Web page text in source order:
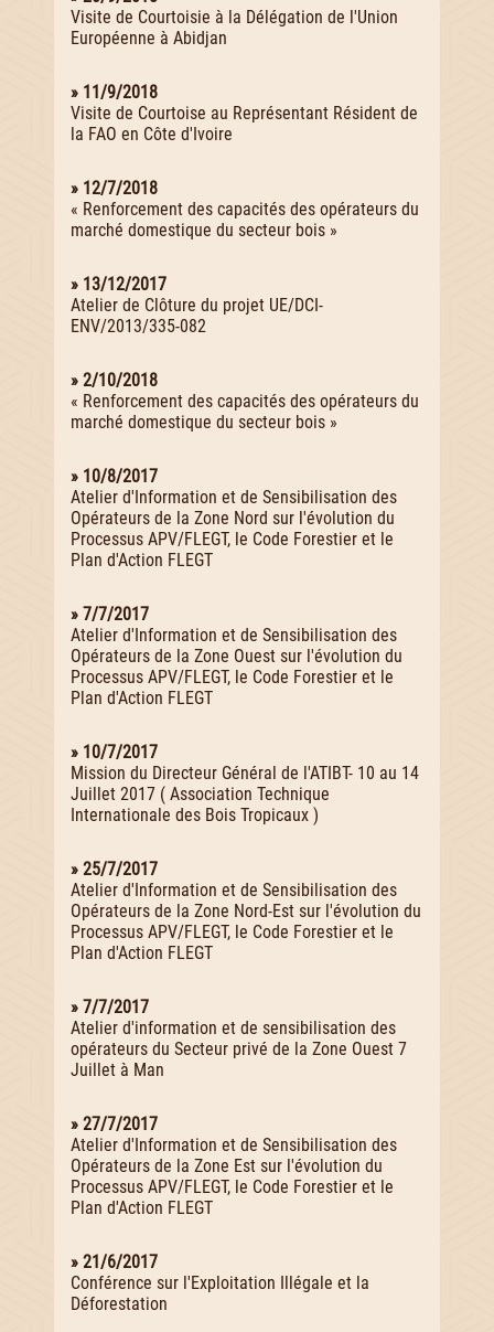
Visite de Courtoisie à la Délégation de l'Union
Européenne à Abidjan
» 11/9/2018
Visite de Courtoise au Représentant Résident de
la FAO en Côte d'Ivoire
» 12/7/2018
« Renforcement des capacités des opérateurs du
marché domestique du secteur bois »
» 13/12/2017
Atelier de Clôture du projet UE/DCI-
ENV/2013/335-082
» 2/10/2018
« Renforcement des capacités des opérateurs du
marché domestique du secteur bois »
» 10/8/2017
Atelier d'Information et de Sensibilisation des
Opérateurs de la Zone Nord sur l'évolution du
Processus APV/FLEGT, le Code Forestier et le
Plan d'Action FLEGT
» 7/7/2017
Atelier d'Information et de Sensibilisation des
Opérateurs de la Zone Ouest sur l'évolution du
Processus APV/FLEGT, le Code Forestier et le
Plan d'Action FLEGT
» 10/7/2017
Mission du Directeur Général de l'ATIBT- 10 au 14
Juillet 2017 ( Association Technique
Internationale des Bois Tropicaux )
» 25/7/2017
Atelier d'Information et de Sensibilisation des
Opérateurs de la Zone Nord-Est sur l'évolution du
Processus APV/FLEGT, le Code Forestier et le
Plan d'Action FLEGT
» 7/7/2017
Atelier d'information et de sensibilisation des
opérateurs du Secteur privé de la Zone Ouest 7
Juillet à Man
» 27/7/2017
Atelier d'Information et de Sensibilisation des
Opérateurs de la Zone Est sur l'évolution du
Processus APV/FLEGT, le Code Forestier et le
Plan d'Action FLEGT
» 21/6/2017
Conférence sur l'Exploitation Illégale et la
Déforestation